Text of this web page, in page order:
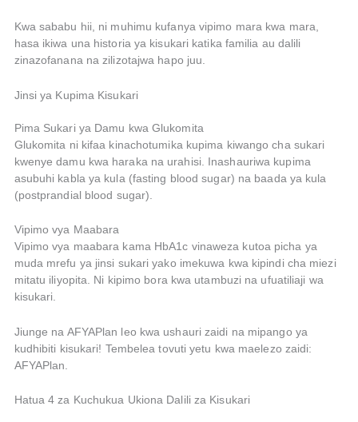
Kwa sababu hii, ni muhimu kufanya vipimo mara kwa mara,
hasa ikiwa una historia ya kisukari katika familia au dalili
zinazofanana na zilizotajwa hapo juu.
Jinsi ya Kupima Kisukari
Pima Sukari ya Damu kwa Glukomita
Glukomita ni kifaa kinachotumika kupima kiwango cha sukari
kwenye damu kwa haraka na urahisi. Inashauriwa kupima
asubuhi kabla ya kula (fasting blood sugar) na baada ya kula
(postprandial blood sugar).
Vipimo vya Maabara
Vipimo vya maabara kama HbA1c vinaweza kutoa picha ya
muda mrefu ya jinsi sukari yako imekuwa kwa kipindi cha miezi
mitatu iliyopita. Ni kipimo bora kwa utambuzi na ufuatiliaji wa
kisukari.
Jiunge na AFYAPlan leo kwa ushauri zaidi na mipango ya
kudhibiti kisukari! Tembelea tovuti yetu kwa maelezo zaidi:
AFYAPlan.
Hatua 4 za Kuchukua Ukiona Dalili za Kisukari